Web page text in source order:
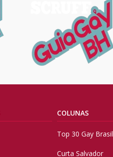
COLUNAS
Top 30 Gay Brasil
Curta Salvador